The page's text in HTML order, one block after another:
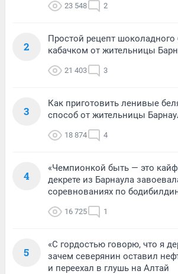
23 548 2
2
Простой рецепт шоколадного
кабачком от жительницы
21 403 3
3
Как приготовить ленивые
способ от жительницы
18 874 4
4
«Чемпионкой быть — это
декрете из Барнаула
соревнованиях по
16 725 1
5
«С гордостью говорю, что я
зачем северянин оставил
и переехал в глушь на Алтай